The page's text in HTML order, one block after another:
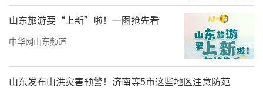
山东旅游要“上新”啦！一图抢先看
中华网山东频道
山东发布山洪灾害预警！济南等5市这些地区注意防范